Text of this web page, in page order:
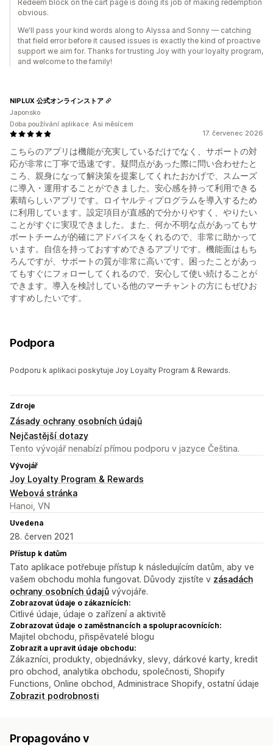
Redeem block on the cart page is doing its job of making redemption
obvious.
We'll pass your kind words along to Alyssa and Sonny — catching
that field error before it caused issues is exactly the kind of proactive
support we aim for. Thanks for trusting Joy with your loyalty program,
and welcome to the family!
17. červenec 2026
こちらのアプリは機能が充実しているだけでなく、サポートの対
応が非常に丁寧で迅速です。疑問点があった際に問い合わせたと
ころ、親身になって解決策を提案してくれたおかげで、スムーズ
に導入・運用することができました。安心感を持って利用できる
素晴らしいアプリです。ロイヤルティプログラムを導入するため
に利用しています。設定項目が直感的で分かりやすく、やりたい
ことがすぐに実現できました。また、何か不明な点があってもサ
ポートチームが的確にアドバイスをくれるので、非常に助かって
います。自信を持っておすすめできるアプリです。機能面はもち
ろんですが、サポートの質が非常に高いです。困ったことがあっ
てもすぐにフォローしてくれるので、安心して使い続けることが
できます。導入を検討している他のマーチャントの方にもぜひお
すすめしたいです。
NIPLUX 公式オンラインストア
Japonsko
Doba používání aplikace: Asi měsícem
Podpora
Podporu k aplikaci poskytuje Joy Loyalty Program & Rewards.
Zdroje
Zásady ochrany osobních údajů
Nejčastější dotazy
Tento vývojář nenabízí přímou podporu v jazyce Čeština.
Vývojář
Joy Loyalty Program & Rewards
Webová stránka
Hanoi, VN
Uvedena
28. červen 2021
Přístup k datům
Tato aplikace potřebuje přístup k následujícím datům, aby ve
vašem obchodu mohla fungovat. Důvody zjistíte v zásadách
ochrany osobních údajů vývojáře.
Zobrazovat údaje o zákaznících:
Citlivé údaje, údaje o zařízení a aktivitě
Zobrazovat údaje o zaměstnancích a spolupracovnících:
Majitel obchodu, přispěvatelé blogu
Zobrazit a upravit údaje obchodu:
Zákazníci, produkty, objednávky, slevy, dárkové karty, kredit
pro obchod, analytika obchodu, společnosti, Shopify
Functions, Online obchod, Administrace Shopify, ostatní údaje
Zobrazit podrobnosti
Propagováno v